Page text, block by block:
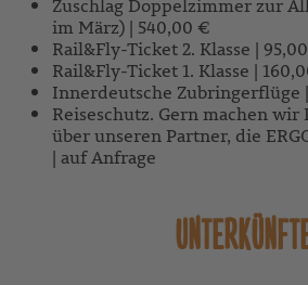
Zuschlag Doppelzimmer zur
im März) | 540,00 €
Rail&Fly-Ticket 2. Klasse |
Rail&Fly-Ticket 1. Klasse |
Innerdeutsche Zubringerflüge
Reiseschutz. Gern machen
über unseren Partner, die
| auf Anfrage